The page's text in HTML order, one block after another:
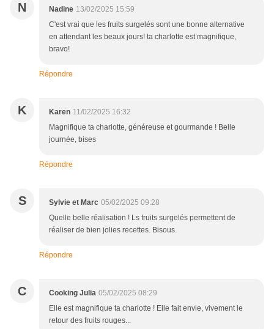
N Nadine 13/02/2025 15:59
C'est vrai que les fruits surgelés sont une bonne alternative
en attendant les beaux jours! ta charlotte est magnifique,
bravo!
Répondre
K Karen 11/02/2025 16:32
Magnifique ta charlotte, généreuse et gourmande ! Belle
journée, bises
Répondre
S Sylvie et Marc 05/02/2025 09:28
Quelle belle réalisation ! Ls fruits surgelés permettent de
réaliser de bien jolies recettes. Bisous.
Répondre
C Cooking Julia 05/02/2025 08:29
Elle est magnifique ta charlotte ! Elle fait envie, vivement le
retour des fruits rouges...